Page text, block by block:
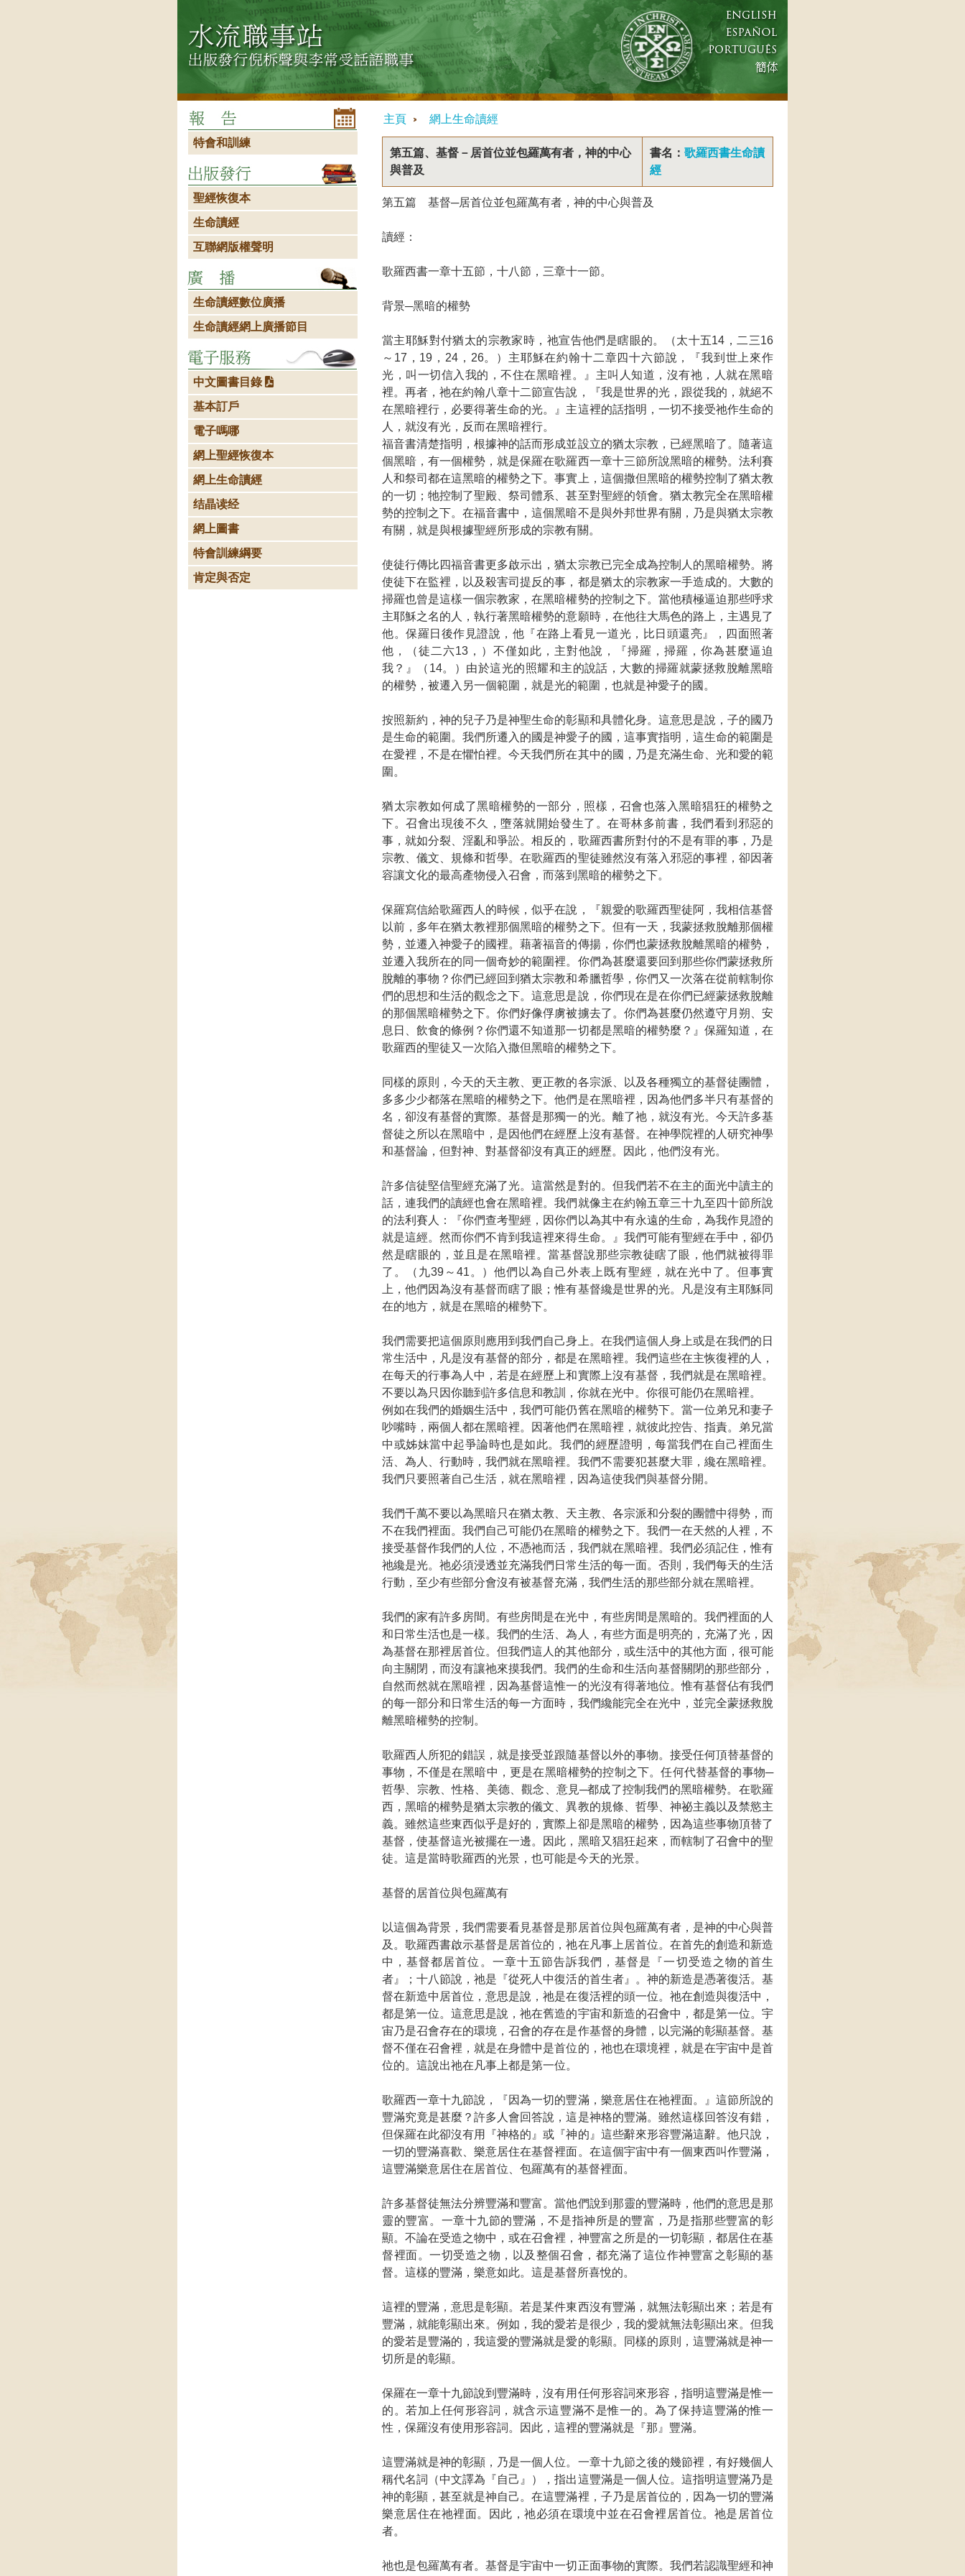
主頁 網上生命讀經
第五篇、基督－居首位並包羅萬有者，神的中心
與普及
書名： 歌羅西書生命讀
經
第五篇 基督─居首位並包羅萬有者，神的中心與普及
讀經：
歌羅西書一章十五節，十八節，三章十一節。
背景─黑暗的權勢
當主耶穌對付猶太的宗教家時，祂宣告他們是瞎眼的。（太十五14，二三16
～17，19，24，26。）主耶穌在約翰十二章四十六節說，『我到世上來作
光，叫一切信入我的，不住在黑暗裡。』主叫人知道，沒有祂，人就在黑暗
裡。再者，祂在約翰八章十二節宣告說，『我是世界的光，跟從我的，就絕不
在黑暗裡行，必要得著生命的光。』主這裡的話指明，一切不接受祂作生命的
人，就沒有光，反而在黑暗裡行。
福音書清楚指明，根據神的話而形成並設立的猶太宗教，已經黑暗了。隨著這
個黑暗，有一個權勢，就是保羅在歌羅西一章十三節所說黑暗的權勢。法利賽
人和祭司都在這黑暗的權勢之下。事實上，這個撒但黑暗的權勢控制了猶太教
的一切；牠控制了聖殿、祭司體系、甚至對聖經的領會。猶太教完全在黑暗權
勢的控制之下。在福音書中，這個黑暗不是與外邦世界有關，乃是與猶太宗教
有關，就是與根據聖經所形成的宗教有關。
使徒行傳比四福音書更多啟示出，猶太宗教已完全成為控制人的黑暗權勢。將
使徒下在監裡，以及殺害司提反的事，都是猶太的宗教家一手造成的。大數的
掃羅也曾是這樣一個宗教家，在黑暗權勢的控制之下。當他積極逼迫那些呼求
主耶穌之名的人，執行著黑暗權勢的意願時，在他往大馬色的路上，主遇見了
他。保羅日後作見證說，他『在路上看見一道光，比日頭還亮』，四面照著
他，（徒二六13，）不僅如此，主對他說，『掃羅，掃羅，你為甚麼逼迫
我？』（14。）由於這光的照耀和主的說話，大數的掃羅就蒙拯救脫離黑暗
的權勢，被遷入另一個範圍，就是光的範圍，也就是神愛子的國。
按照新約，神的兒子乃是神聖生命的彰顯和具體化身。這意思是說，子的國乃
是生命的範圍。我們所遷入的國是神愛子的國，這事實指明，這生命的範圍是
在愛裡，不是在懼怕裡。今天我們所在其中的國，乃是充滿生命、光和愛的範
圍。
猶太宗教如何成了黑暗權勢的一部分，照樣，召會也落入黑暗猖狂的權勢之
下。召會出現後不久，墮落就開始發生了。在哥林多前書，我們看到邪惡的
事，就如分裂、淫亂和爭訟。相反的，歌羅西書所對付的不是有罪的事，乃是
宗教、儀文、規條和哲學。在歌羅西的聖徒雖然沒有落入邪惡的事裡，卻因著
容讓文化的最高產物侵入召會，而落到黑暗的權勢之下。
保羅寫信給歌羅西人的時候，似乎在說，『親愛的歌羅西聖徒阿，我相信基督
以前，多年在猶太教裡那個黑暗的權勢之下。但有一天，我蒙拯救脫離那個權
勢，並遷入神愛子的國裡。藉著福音的傳揚，你們也蒙拯救脫離黑暗的權勢，
並遷入我所在的同一個奇妙的範圍裡。你們為甚麼還要回到那些你們蒙拯救所
脫離的事物？你們已經回到猶太宗教和希臘哲學，你們又一次落在從前轄制你
們的思想和生活的觀念之下。這意思是說，你們現在是在你們已經蒙拯救脫離
的那個黑暗權勢之下。你們好像俘虜被擄去了。你們為甚麼仍然遵守月朔、安
息日、飲食的條例？你們還不知道那一切都是黑暗的權勢麼？』保羅知道，在
歌羅西的聖徒又一次陷入撒但黑暗的權勢之下。
同樣的原則，今天的天主教、更正教的各宗派、以及各種獨立的基督徒團體，
多多少少都落在黑暗的權勢之下。他們是在黑暗裡，因為他們多半只有基督的
名，卻沒有基督的實際。基督是那獨一的光。離了祂，就沒有光。今天許多基
督徒之所以在黑暗中，是因他們在經歷上沒有基督。在神學院裡的人研究神學
和基督論，但對神、對基督卻沒有真正的經歷。因此，他們沒有光。
許多信徒堅信聖經充滿了光。這當然是對的。但我們若不在主的面光中讀主的
話，連我們的讀經也會在黑暗裡。我們就像主在約翰五章三十九至四十節所說
的法利賽人：『你們查考聖經，因你們以為其中有永遠的生命，為我作見證的
就是這經。然而你們不肯到我這裡來得生命。』我們可能有聖經在手中，卻仍
然是瞎眼的，並且是在黑暗裡。當基督說那些宗教徒瞎了眼，他們就被得罪
了。（九39～41。）他們以為自己外表上既有聖經，就在光中了。但事實
上，他們因為沒有基督而瞎了眼；惟有基督纔是世界的光。凡是沒有主耶穌同
在的地方，就是在黑暗的權勢下。
我們需要把這個原則應用到我們自己身上。在我們這個人身上或是在我們的日
常生活中，凡是沒有基督的部分，都是在黑暗裡。我們這些在主恢復裡的人，
在每天的行事為人中，若是在經歷上和實際上沒有基督，我們就是在黑暗裡。
不要以為只因你聽到許多信息和教訓，你就在光中。你很可能仍在黑暗裡。
例如在我們的婚姻生活中，我們可能仍舊在黑暗的權勢下。當一位弟兄和妻子
吵嘴時，兩個人都在黑暗裡。因著他們在黑暗裡，就彼此控告、指責。弟兄當
中或姊妹當中起爭論時也是如此。我們的經歷證明，每當我們在自己裡面生
活、為人、行動時，我們就在黑暗裡。我們不需要犯甚麼大罪，纔在黑暗裡。
我們只要照著自己生活，就在黑暗裡，因為這使我們與基督分開。
我們千萬不要以為黑暗只在猶太教、天主教、各宗派和分裂的團體中得勢，而
不在我們裡面。我們自己可能仍在黑暗的權勢之下。我們一在天然的人裡，不
接受基督作我們的人位，不憑祂而活，我們就在黑暗裡。我們必須記住，惟有
祂纔是光。祂必須浸透並充滿我們日常生活的每一面。否則，我們每天的生活
行動，至少有些部分會沒有被基督充滿，我們生活的那些部分就在黑暗裡。
我們的家有許多房間。有些房間是在光中，有些房間是黑暗的。我們裡面的人
和日常生活也是一樣。我們的生活、為人，有些方面是明亮的，充滿了光，因
為基督在那裡居首位。但我們這人的其他部分，或生活中的其他方面，很可能
向主關閉，而沒有讓祂來摸我們。我們的生命和生活向基督關閉的那些部分，
自然而然就在黑暗裡，因為基督這惟一的光沒有得著地位。惟有基督佔有我們
的每一部分和日常生活的每一方面時，我們纔能完全在光中，並完全蒙拯救脫
離黑暗權勢的控制。
歌羅西人所犯的錯誤，就是接受並跟隨基督以外的事物。接受任何頂替基督的
事物，不僅是在黑暗中，更是在黑暗權勢的控制之下。任何代替基督的事物─
哲學、宗教、性格、美德、觀念、意見─都成了控制我們的黑暗權勢。在歌羅
西，黑暗的權勢是猶太宗教的儀文、異教的規條、哲學、神祕主義以及禁慾主
義。雖然這些東西似乎是好的，實際上卻是黑暗的權勢，因為這些事物頂替了
基督，使基督這光被擺在一邊。因此，黑暗又猖狂起來，而轄制了召會中的聖
徒。這是當時歌羅西的光景，也可能是今天的光景。
基督的居首位與包羅萬有
以這個為背景，我們需要看見基督是那居首位與包羅萬有者，是神的中心與普
及。歌羅西書啟示基督是居首位的，祂在凡事上居首位。在首先的創造和新造
中，基督都居首位。一章十五節告訴我們，基督是『一切受造之物的首生
者』；十八節說，祂是『從死人中復活的首生者』。神的新造是憑著復活。基
督在新造中居首位，意思是說，祂是在復活裡的頭一位。祂在創造與復活中，
都是第一位。這意思是說，祂在舊造的宇宙和新造的召會中，都是第一位。宇
宙乃是召會存在的環境，召會的存在是作基督的身體，以完滿的彰顯基督。基
督不僅在召會裡，就是在身體中是首位的，祂也在環境裡，就是在宇宙中是首
位的。這說出祂在凡事上都是第一位。
歌羅西一章十九節說，『因為一切的豐滿，樂意居住在祂裡面。』這節所說的
豐滿究竟是甚麼？許多人會回答說，這是神格的豐滿。雖然這樣回答沒有錯，
但保羅在此卻沒有用『神格的』或『神的』這些辭來形容豐滿這辭。他只說，
一切的豐滿喜歡、樂意居住在基督裡面。在這個宇宙中有一個東西叫作豐滿，
這豐滿樂意居住在居首位、包羅萬有的基督裡面。
許多基督徒無法分辨豐滿和豐富。當他們說到那靈的豐滿時，他們的意思是那
靈的豐富。一章十九節的豐滿，不是指神所是的豐富，乃是指那些豐富的彰
顯。不論在受造之物中，或在召會裡，神豐富之所是的一切彰顯，都居住在基
督裡面。一切受造之物，以及整個召會，都充滿了這位作神豐富之彰顯的基
督。這樣的豐滿，樂意如此。這是基督所喜悅的。
這裡的豐滿，意思是彰顯。若是某件東西沒有豐滿，就無法彰顯出來；若是有
豐滿，就能彰顯出來。例如，我的愛若是很少，我的愛就無法彰顯出來。但我
的愛若是豐滿的，我這愛的豐滿就是愛的彰顯。同樣的原則，這豐滿就是神一
切所是的彰顯。
保羅在一章十九節說到豐滿時，沒有用任何形容詞來形容，指明這豐滿是惟一
的。若加上任何形容詞，就含示這豐滿不是惟一的。為了保持這豐滿的惟一
性，保羅沒有使用形容詞。因此，這裡的豐滿就是『那』豐滿。
這豐滿就是神的彰顯，乃是一個人位。一章十九節之後的幾節裡，有好幾個人
稱代名詞（中文譯為『自己』），指出這豐滿是一個人位。這指明這豐滿乃是
神的彰顯，甚至就是神自己。在這豐滿裡，子乃是居首位的，因為一切的豐滿
樂意居住在祂裡面。因此，祂必須在環境中並在召會裡居首位。祂是居首位
者。
祂也是包羅萬有者。基督是宇宙中一切正面事物的實際。我們若認識聖經和神
特會和訓練
聖經恢復本
生命讀經
互聯網版權聲明
生命讀經數位廣播
生命讀經網上廣播節目
中文圖書目錄
基本訂戶
電子嗎哪
網上聖經恢復本
網上生命讀經
结晶读经
網上圖書
特會訓練綱要
肯定與否定